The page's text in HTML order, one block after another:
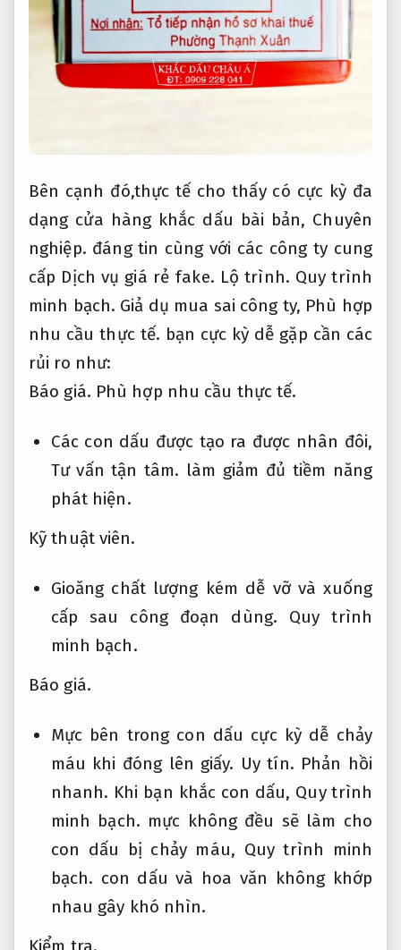
Bên cạnh đó,thực tế cho thấy có cực kỳ đa
dạng cửa hàng khắc dấu bài bản, Chuyên
nghiệp. đáng tin cùng với các công ty cung
cấp Dịch vụ giá rẻ fake. Lộ trình. Quy trình
minh bạch. Giả dụ mua sai công ty, Phù hợp
nhu cầu thực tế. bạn cực kỳ dễ gặp cần các
rủi ro như:
Báo giá. Phù hợp nhu cầu thực tế.
Các con dấu được tạo ra được nhân đôi,
Tư vấn tận tâm. làm giảm đủ tiềm năng
phát hiện.
Kỹ thuật viên.
Gioăng chất lượng kém dễ vỡ và xuống
cấp sau công đoạn dùng. Quy trình
minh bạch.
Báo giá.
Mực bên trong con dấu cực kỳ dễ chảy
máu khi đóng lên giấy. Uy tín. Phản hồi
nhanh. Khi bạn khắc con dấu, Quy trình
minh bạch. mực không đều sẽ làm cho
con dấu bị chảy máu, Quy trình minh
bạch. con dấu và hoa văn không khớp
nhau gây khó nhìn.
Kiểm tra.